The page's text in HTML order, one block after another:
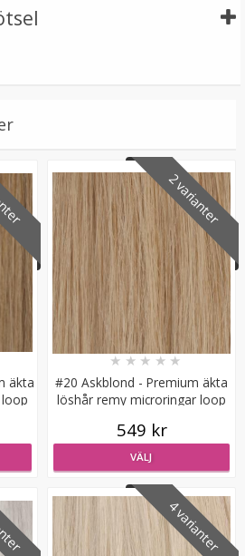
ca: 200st - Svarta
99 kr
I VARUKORG
äkta löshår remy nagelslingor
äkta
2 varianter
#20 Askblond - Premium äkta
löshår remy microringar loop
★ ★ ★ ★ ★
549 kr
VÄLJ
4 varianter